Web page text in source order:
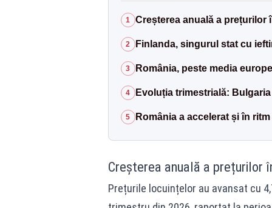
1 Creșterea anuală a prețurilor
2 Finlanda, singurul stat cu
3 România, peste media
4 Evoluția trimestrială:
5 România a accelerat și în
Creșterea anuală a prețurilor
Prețurile locuințelor au avansat cu